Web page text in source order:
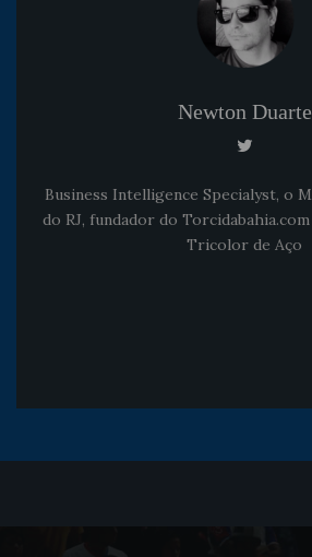
Newton Duarte
Business Intelligence Specialyst, o
do RJ, fundador do
Tricolor de Aço